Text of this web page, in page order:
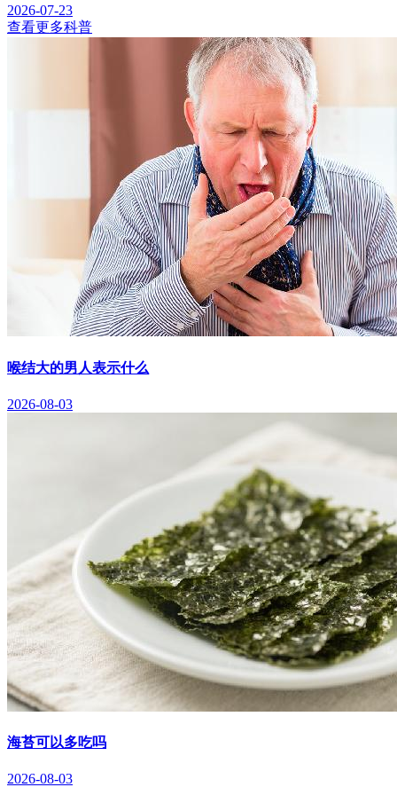
2026-07-23
查看更多科普
喉结大的男人表示什么
2026-08-03
海苔可以多吃吗
2026-08-03